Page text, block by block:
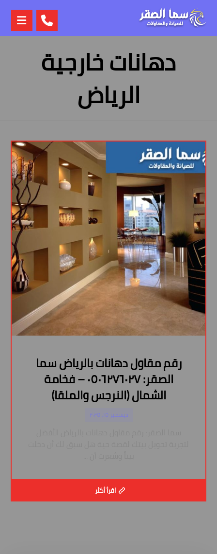
دهانات خارجية
الرياض
رقم مقاول دهانات بالرياض سما
الصقر: ٠٥٠٦٢٧٦٠٢٧ – فخامة
الشمال (النرجس والملقا)
ديسمبر ١٥, ٢٠٢٥
اقرأ أكثر